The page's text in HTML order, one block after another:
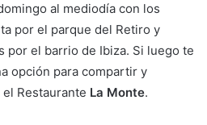
al mediodía con los
por el parque del Retiro y
por el barrio de Ibiza. Si luego te
opción para compartir y
Restaurante La Monte.